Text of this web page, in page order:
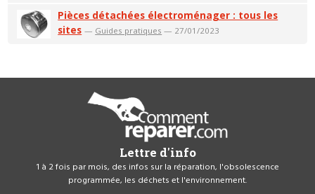
Pièces détachées électroménager : tous les
sites — Guides pratiques — 27/01/2023
Lettre d'info
1 à 2 fois par mois, des infos sur la réparation, l'obsolescence
programmée, les déchets et l'environnement.